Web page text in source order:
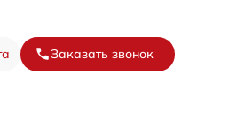
Заказать звонок